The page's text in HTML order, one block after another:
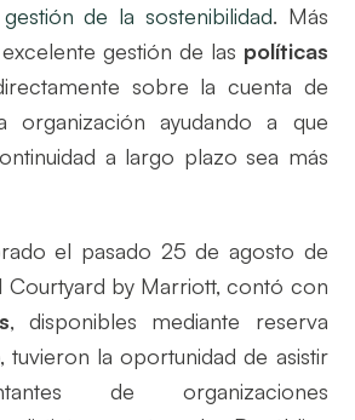
gestión de la sostenibilidad. Más
gestión de las políticas
sobre la cuenta de
organización ayudando a que
a largo plazo sea más
el pasado 25 de agosto de
Courtyard by Marriott, contó con
, disponibles mediante reserva
tuvieron la oportunidad de asistir
de organizaciones